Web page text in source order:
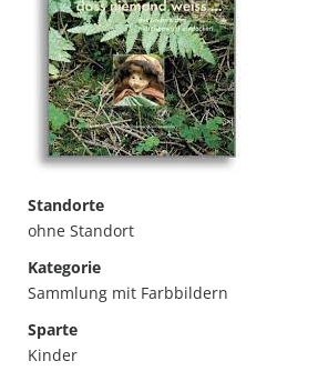
Standorte
ohne Standort
Kategorie
Sammlung mit Farbbildern
Sparte
Kinder